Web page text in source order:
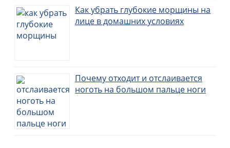
Как убрать глубокие морщины на
лице в домашних условиях
Почему отходит и отслаивается
ноготь на большом пальце ноги